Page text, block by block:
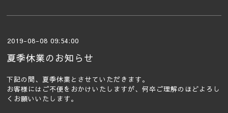
2019-08-08 09:54:00
夏季休業のお知らせ
下記の間、夏季休業とさせていただきます。
お客様にはご不便をおかけいたしますが、何卒ご理解のほどよろし
くお願いいたします。